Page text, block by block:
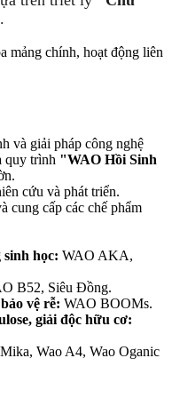
mảng chính, hoạt động liên
và giải pháp công nghệ
quy trình "WAO Hồi Sinh
cứu và phát triển.
cung cấp các chế phẩm
học: WAO AKA,
B52, Siêu Đồng.
vệ rễ: WAO BOOMs.
giải độc hữu cơ:
Wao A4, Wao Oganic